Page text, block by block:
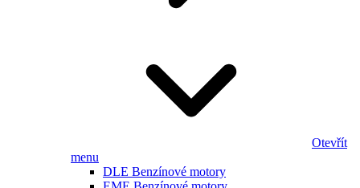
Otevřít
menu
DLE Benzínové motory